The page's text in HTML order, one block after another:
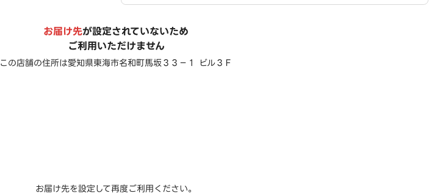
お届け先が設定されていないため
ご利用いただけません
この店舗の住所は愛知県東海市名和町馬坂３３－１ ビル３Ｆ
お届け先を設定して再度ご利用ください。